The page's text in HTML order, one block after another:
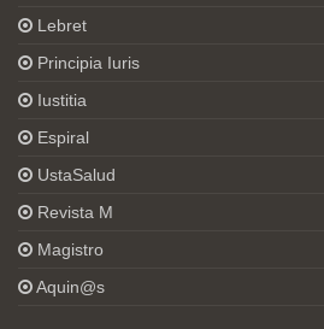
Lebret
Principia Iuris
Iustitia
Espiral
UstaSalud
Revista M
Magistro
Aquin@s